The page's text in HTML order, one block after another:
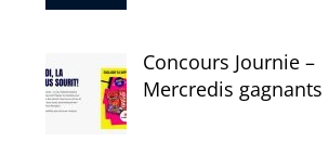
Concours Journie –
Mercredis gagnants